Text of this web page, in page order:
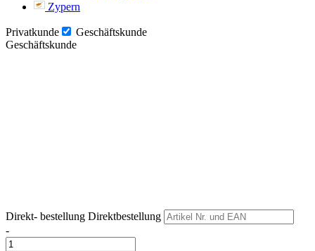
Zypern
Privatkunde
Geschäftskunde
Geschäftskunde
Direkt- bestellung Direktbestellung
-